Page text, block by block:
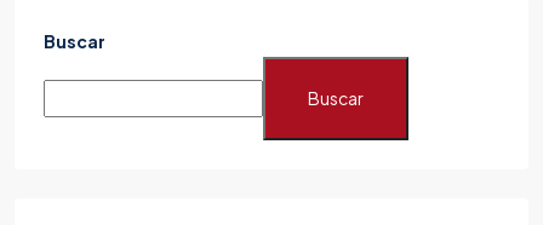
Buscar
Buscar